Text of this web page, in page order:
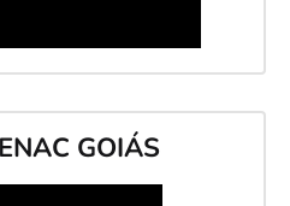
GOIÁS